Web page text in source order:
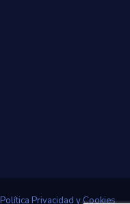
Política Privacidad y Cookies